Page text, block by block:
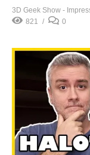
3D Geek Show -
821
0